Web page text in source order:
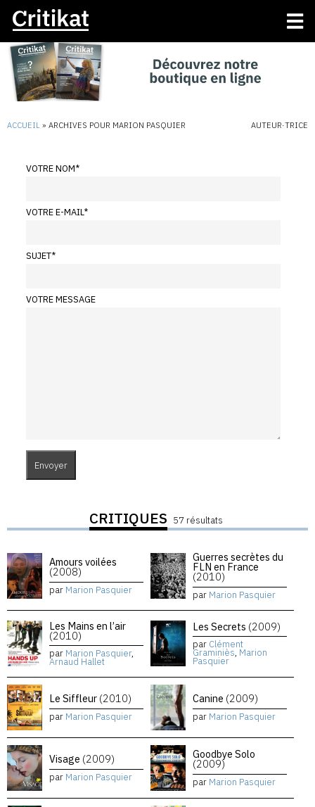
ACCUEIL » ARCHIVES POUR MARION PASQUIER AUTEUR·TRICE
VOTRE NOM*
VOTRE E-MAIL*
SUJET*
VOTRE MESSAGE
CRITIQUES 57 résultats
Amours voilées
(2008)
par Marion Pasquier
Guerres secrètes du
FLN en France
(2010)
par Marion Pasquier
Les Mains en l’air
(2010)
par Marion Pasquier,
Arnaud Hallet
Les Secrets (2009)
par Clément
Graminiès, Marion
Pasquier
Le Siffleur (2010)
par Marion Pasquier
Canine (2009)
par Marion Pasquier
Visage (2009)
par Marion Pasquier
Goodbye Solo
(2009)
par Marion Pasquier